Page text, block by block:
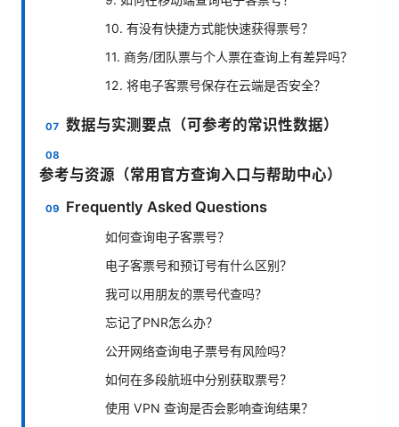
10. 有没有快捷方式能快速获得票号？
11. 商务/团队票与个人票在查询上有差异吗？
12. 将电子客票号保存在云端是否安全？
数据与实测要点（可参考的常识性数据）
参考与资源（常用官方查询入口与帮助中心）
Frequently Asked Questions
如何查询电子客票号？
电子客票号和预订号有什么区别？
我可以用朋友的票号代查吗？
忘记了PNR怎么办？
公开网络查询电子票号有风险吗？
如何在多段航班中分别获取票号？
使用 VPN 查询是否会影响查询结果？